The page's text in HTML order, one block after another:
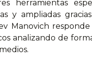
herramientas
y ampliadas
Manovich
analizando de